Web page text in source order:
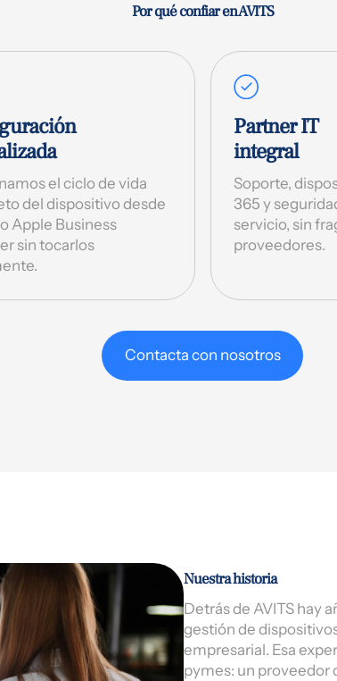
Por qué confiar en AVITS
el ciclo de vida
del dispositivo desde
Apple Business
sin tocarlos
Partner IT
integral
Soporte,
365 y
servicio, sin
proveedores.
Contacta con nosotros
Nuestra historia
Detrás de AVITS hay
gestión de
empresarial. Esa
pymes: un proveedor